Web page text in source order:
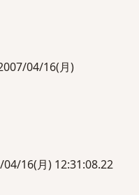
04/16(月)
16(月) 12:31:08.22